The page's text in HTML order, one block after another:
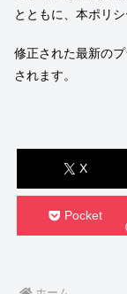
とともに、本ポリ
修正された最新の
されます。
X
Pocket